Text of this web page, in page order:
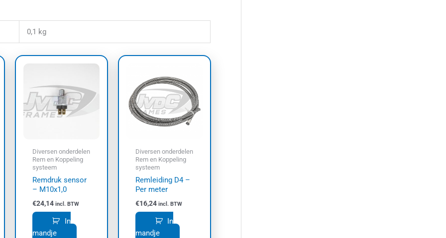
0,1 kg
Diversen onderdelen
Rem en Koppeling
systeem
Remdruk sensor
– M10x1,0
€24,14 incl. BTW
In
mandje
Diversen onderdelen
Rem en Koppeling
systeem
Remleiding D4 –
Per meter
€16,24 incl. BTW
In
mandje